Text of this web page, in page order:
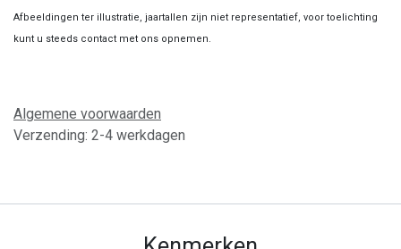
Afbeeldingen ter illustratie, jaartallen zijn niet representatief, voor toelichting
kunt u steeds contact met ons opnemen.
Algemene voorwaarden
Verzending: 2-4 werkdagen